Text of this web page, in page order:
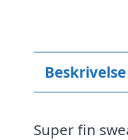
Beskrivelse
Super fin